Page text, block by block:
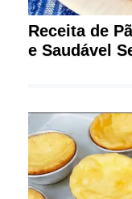
Receita de
e Saudável